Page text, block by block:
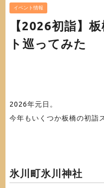
イベント情報
【2026初詣】
ト巡ってみた
2026年元日。
今年もいくつか板橋の初詣
氷川町氷川神社